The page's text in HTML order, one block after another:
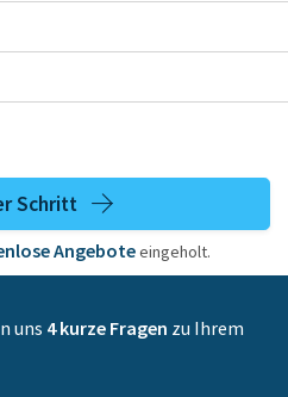
Schritt
Angeboteeingeholt.
uns 4 kurze Fragen zu Ihrem